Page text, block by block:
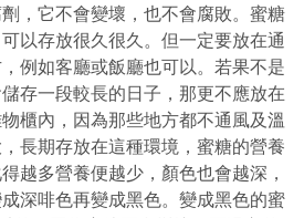
，它不會變壞，也不會腐敗。蜜糖
以存放很久很久。但一定要放在通
例如客廳或飯廳也可以。若果不是
存一段較長的日子，那更不應放在
櫃內，因為那些地方都不通風及溫
長期存放在這種環境，蜜糖的營養
越多營養便越少，顏色也會越深，
深啡色再變成黑色。變成黑色的蜜